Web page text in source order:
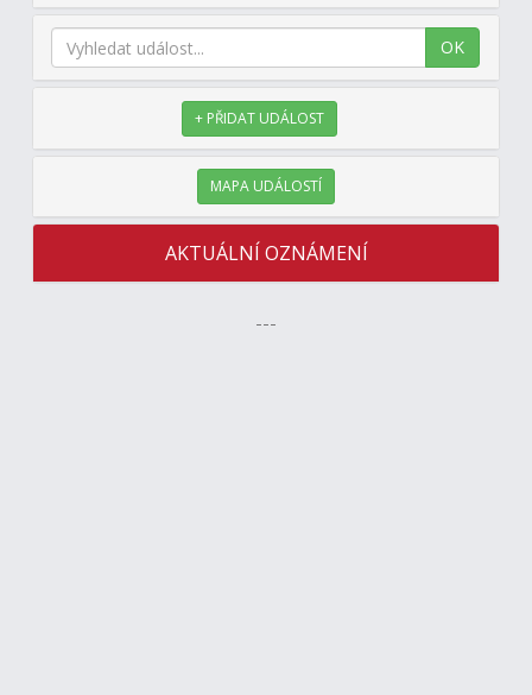
OK
+ PŘIDAT UDÁLOST
MAPA UDÁLOSTÍ
AKTUÁLNÍ OZNÁMENÍ
---